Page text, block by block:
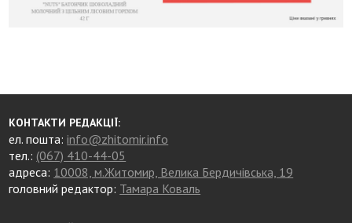
КОНТАКТИ РЕДАКЦІЇ:
ел. пошта:info@zhitomir.info
тел.: (067) 410-44-05
адреса: 10008, м.Житомир, Велика Бердичівська, 19
головний редактор: Тамара Коваль